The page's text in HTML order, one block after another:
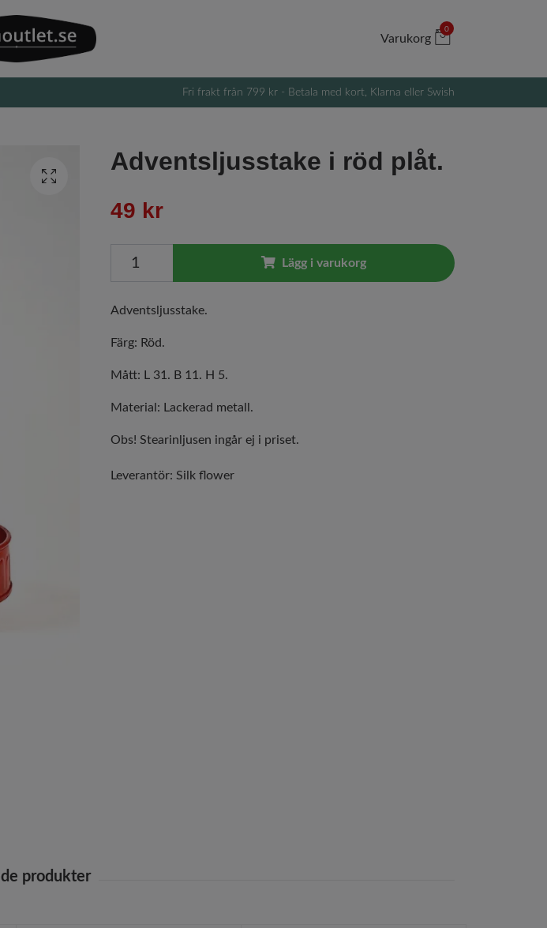
Varukorg
0
Fri frakt från 799 kr - Betala med kort, Klarna eller Swish
Adventsljusstake i röd plåt.
49 kr
Lägg i varukorg
Adventsljusstake.
Färg: Röd.
Mått: L 31. B 11. H 5.
Material: Lackerad metall.
Obs! Stearinljusen ingår ej i priset.
Leverantör: Silk flower